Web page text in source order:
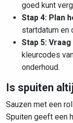
goed kunt
Stap 4: Plan
startdatum en
Stap 5:
kleurcodes
onderhoud.
Is spuiten
Sauzen met een
Spuiten geeft een